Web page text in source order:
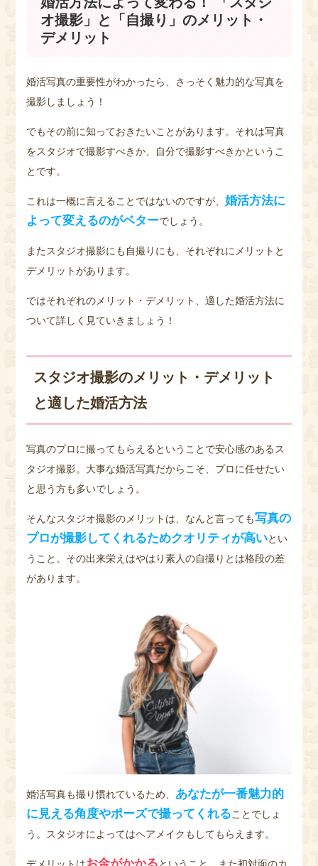
オ撮影」と「自撮り」のメリット・
デメリット
婚活写真の重要性がわかったら、さっそく魅力的な写真を
撮影しましょう！
でもその前に知っておきたいことがあります。それは写真
をスタジオで撮影すべきか、自分で撮影すべきかというこ
とです。
これは一概に言えることではないのですが、婚活方法に
よって変えるのがベターでしょう。
またスタジオ撮影にも自撮りにも、それぞれにメリットと
デメリットがあります。
ではそれぞれのメリット・デメリット、適した婚活方法に
ついて詳しく見ていきましょう！
スタジオ撮影のメリット・デメリット
と適した婚活方法
写真のプロに撮ってもらえるということで安心感のあるス
タジオ撮影。大事な婚活写真だからこそ、プロに任せたい
と思う方も多いでしょう。
そんなスタジオ撮影のメリットは、なんと言っても写真の
プロが撮影してくれるためクオリティが高いとい
うこと。その出来栄えはやはり素人の自撮りとは格段の差
があります。
婚活写真も撮り慣れているため、 あなたが一番魅力的
に見える角度やポーズで撮ってくれることでしょ
う。スタジオによってはヘアメイクもしてもらえます。